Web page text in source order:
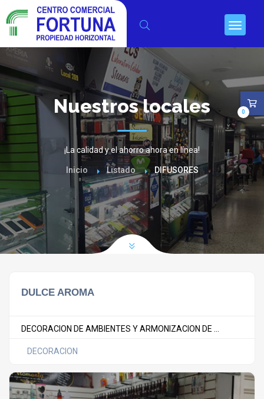
Nuestros locales
¡La calidad y el ahorro ahora en línea!
Inicio Listado DIFUSORES
DULCE AROMA
DECORACION DE AMBIENTES Y ARMONIZACION DE ...
DECORACION
0